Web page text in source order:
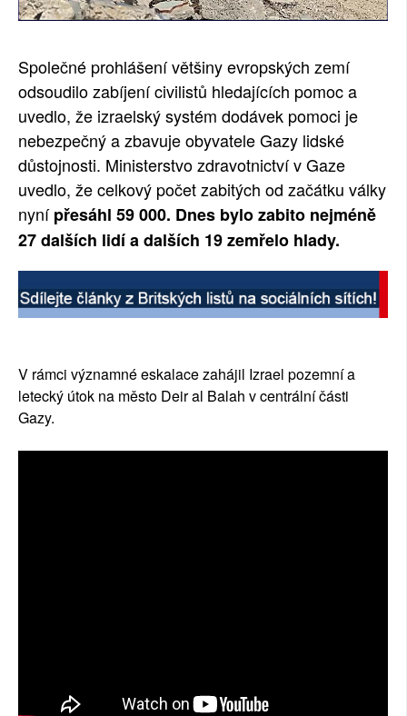
Společné prohlášení většiny evropských zemí
odsoudilo zabíjení civilistů hledajících pomoc a
uvedlo, že izraelský systém dodávek pomoci je
nebezpečný a zbavuje obyvatele Gazy lidské
důstojnosti. Ministerstvo zdravotnictví v Gaze
uvedlo, že celkový počet zabitých od začátku války
nynípřesáhl 59 000. Dnes bylo zabito nejméně
27 dalších lidí a dalších 19 zemřelo hlady.
V rámci významné eskalace zahájil Izrael pozemní a
letecký útok na město Deir al Balah v centrální části
Gazy.